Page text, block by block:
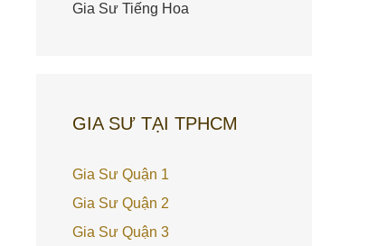
Gia Sư Tiếng Hoa
GIA SƯ TẠI TPHCM
Gia Sư Quận 1
Gia Sư Quận 2
Gia Sư Quận 3